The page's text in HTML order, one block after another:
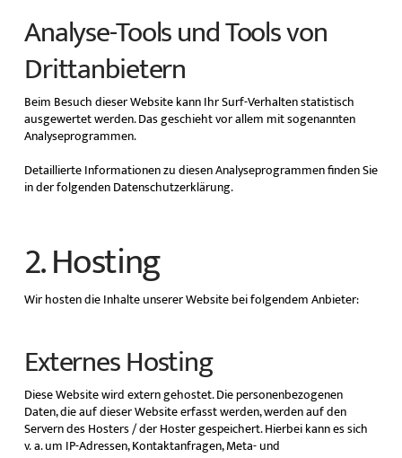
Analyse-Tools und Tools von
Dritt­anbietern
Beim Besuch dieser Website kann Ihr Surf-Verhalten statistisch
ausgewertet werden. Das geschieht vor allem mit sogenannten
Analyseprogrammen.
Detaillierte Informationen zu diesen Analyseprogrammen finden Sie
in der folgenden Datenschutzerklärung.
2. Hosting
Wir hosten die Inhalte unserer Website bei folgendem Anbieter:
Externes Hosting
Diese Website wird extern gehostet. Die personenbezogenen
Daten, die auf dieser Website erfasst werden, werden auf den
Servern des Hosters / der Hoster gespeichert. Hierbei kann es sich
v. a. um IP-Adressen, Kontaktanfragen, Meta- und